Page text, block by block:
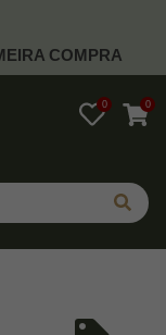
COMPRA
0 0